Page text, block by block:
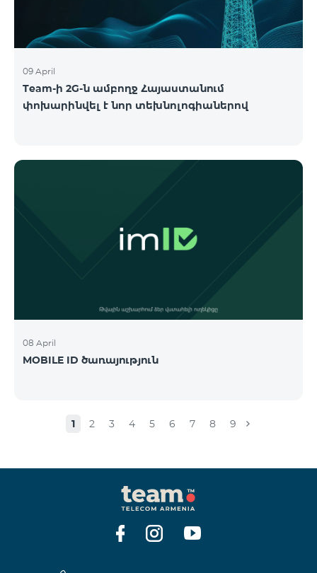
09 April
Team-ի 2G-ն ամբողջ Հայաստանում
փոխարինվել է նոր տեխնոլոգիաներով
08 April
MOBILE ID ծառայություն
1 2 3 4 5 6 7 8 9